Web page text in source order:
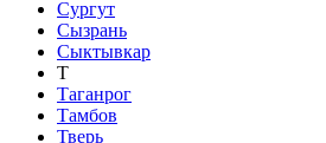
Сургут
Сызрань
Сыктывкар
Т
Таганрог
Тамбов
Тверь